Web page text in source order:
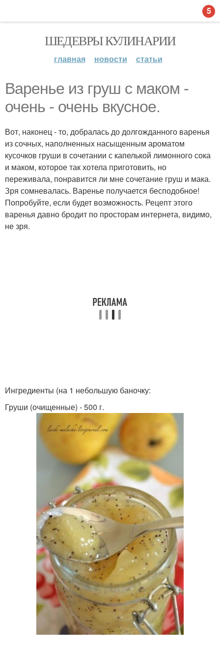
ШЕДЕВРЫ КУЛИНАРИИ
главная новости статьи
Варенье из груш с маком -
очень - очень вкусное.
Вот, наконец - то, добралась до долгожданного варенья
из сочных, наполненных насыщенным ароматом
кусочков груши в сочетании с капелькой лимонного сока
и маком, которое так хотела приготовить, но
переживала, понравится ли мне сочетание груш и мака.
Зря сомневалась. Варенье получается бесподобное!
Попробуйте, если будет возможность. Рецепт этого
варенья давно бродит по просторам интернета, видимо,
не зря.
Ингредиенты (на 1 небольшую баночку:
Груши (очищенные) - 500 г.
5